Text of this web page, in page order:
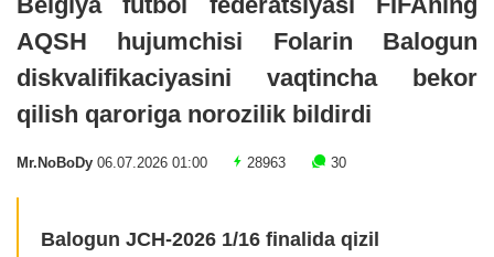
AQSH hujumchisi Folarin Balogun
diskvalifikaciyasini vaqtincha bekor
qilish qaroriga norozilik bildirdi
Mr.NoBoDy 06.07.2026 01:00 28963 30
Balogun JCH-2026 1/16 finalida qizil